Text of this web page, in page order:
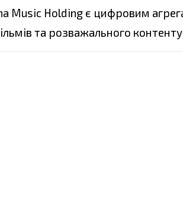
Music Holding є цифровим
та розважального